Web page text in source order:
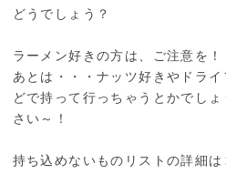
どうでしょう？
ラーメン好きの方は、ご注意を！
あとは・・・ナッツ好きやドラ
どで持って行っちゃうとかでし
さい～！
持ち込めないものリストの詳細は